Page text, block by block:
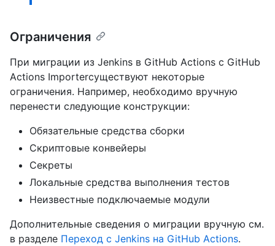
Ограничения
При миграции из Jenkins в GitHub Actions с GitHub
Actions Importerсуществуют некоторые
ограничения. Например, необходимо вручную
перенести следующие конструкции:
Обязательные средства сборки
Скриптовые конвейеры
Секреты
Локальные средства выполнения тестов
Неизвестные подключаемые модули
Дополнительные сведения о миграции вручную см.
в разделе Переход с Jenkins на GitHub Actions.